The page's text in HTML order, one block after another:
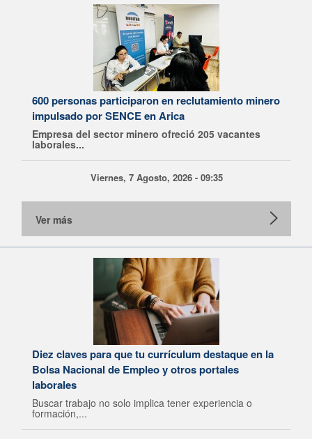
600 personas participaron en reclutamiento minero
impulsado por SENCE en Arica
Empresa del sector minero ofreció 205 vacantes
laborales...
Viernes, 7 Agosto, 2026 - 09:35
Ver más
Diez claves para que tu currículum destaque en la
Bolsa Nacional de Empleo y otros portales
laborales
Buscar trabajo no solo implica tener experiencia o
formación,...